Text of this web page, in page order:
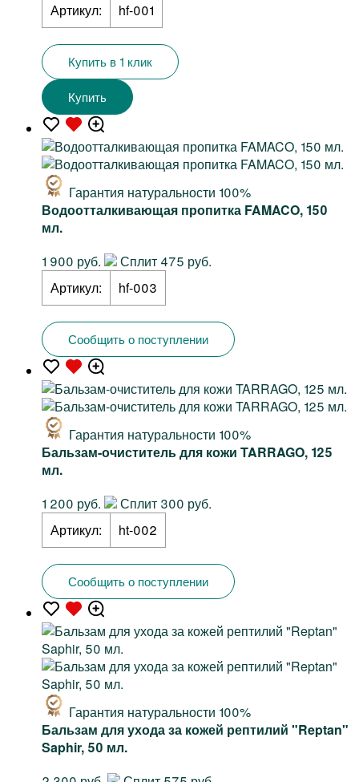
Артикул:
hf-001
Купить в 1 клик
Купить
Гарантия натуральности 100%
Водоотталкивающая пропитка FAMACO, 150
мл.
1 900 руб.
Сплит 475 руб.
Артикул:
hf-003
Сообщить о поступлении
Гарантия натуральности 100%
Бальзам-очиститель для кожи TARRAGO, 125
мл.
1 200 руб.
Сплит 300 руб.
Артикул:
ht-002
Сообщить о поступлении
Гарантия натуральности 100%
Бальзам для ухода за кожей рептилий "Reptan"
Saphir, 50 мл.